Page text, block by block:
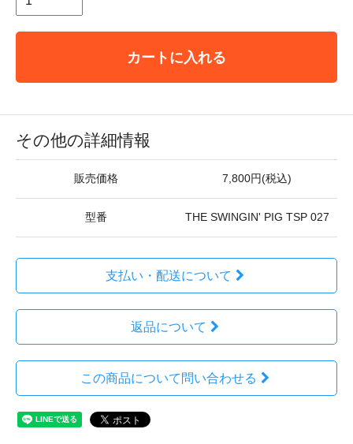
カートに入れる
その他の詳細情報
販売価格 7,800円(税込)
型番 THE SWINGIN' PIG TSP 027
支払い・配送について
返品について
この商品について問い合わせる